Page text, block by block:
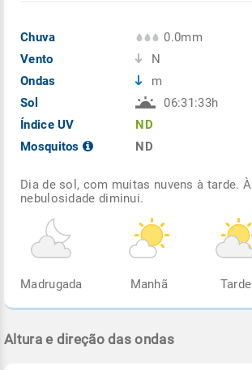
Chuva
Vento
Ondas
Sol
Índice UV
Mosquitos
0.0mm
N
m
06:31:33h
ND
ND
Dia de sol, com muitas nuvens à tarde.
nebulosidade diminui.
Madrugada Manhã Tarde
Altura e direção das ondas